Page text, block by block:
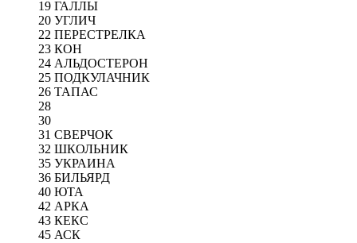
19 ГАЛЛЫ
20 УГЛИЧ
22 ПЕРЕСТРЕЛКА
23 КОН
24 АЛЬДОСТЕРОН
25 ПОДКУЛАЧНИК
26 ТАПАС
28
30
31 СВЕРЧОК
32 ШКОЛЬНИК
35 УКРАИНА
36 БИЛЬЯРД
40 ЮТА
42 АРКА
43 КЕКС
45 АСК